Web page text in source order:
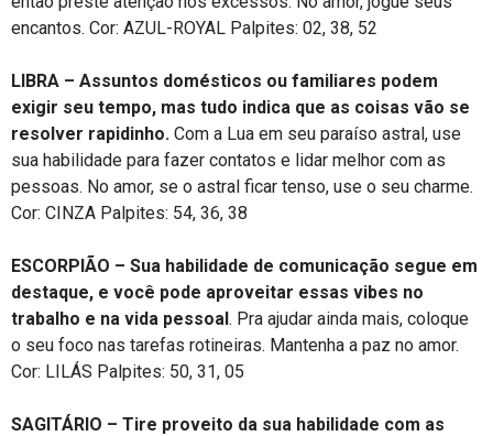
encantos. Cor: AZUL-ROYAL Palpites: 02, 38, 52
LIBRA – Assuntos domésticos ou familiares podem
exigir seu tempo, mas tudo indica que as coisas vão se
resolver rapidinho. Com a Lua em seu paraíso astral, use
sua habilidade para fazer contatos e lidar melhor com as
pessoas. No amor, se o astral ficar tenso, use o seu charme.
Cor: CINZA Palpites: 54, 36, 38
ESCORPIÃO – Sua habilidade de comunicação segue em
destaque, e você pode aproveitar essas vibes no
trabalho e na vida pessoal. Pra ajudar ainda mais, coloque
o seu foco nas tarefas rotineiras. Mantenha a paz no amor.
Cor: LILÁS Palpites: 50, 31, 05
SAGITÁRIO – Tire proveito da sua habilidade com as